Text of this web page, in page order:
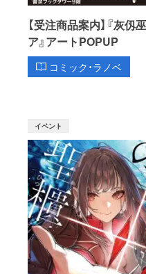
【受注商品案内】『灰仭
ア』アートPOPUP
コミック・ラノベ
イベント